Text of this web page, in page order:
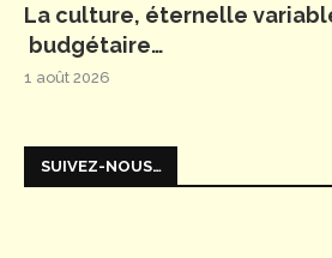
La culture, éternelle
budgétaire…
1 août 2026
SUIVEZ-NOUS…